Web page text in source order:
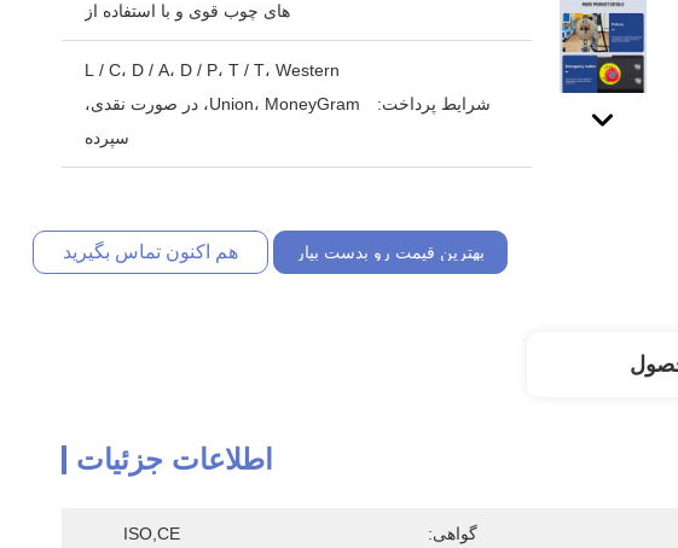
های چوب قوی و با استفاده از
شرایط پرداخت:
L / C، D / A، D / P، T / T، Western
Union، MoneyGram، در صورت نقدی،
سپرده
بهترین قیمت رو بدست بیار هم اکنون تماس بگیرید
اطلاعات جزئیات
گواهی: ISO,CE